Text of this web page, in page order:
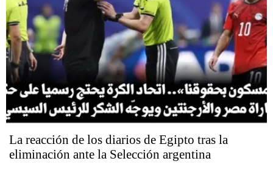
La reacción de los diarios de Egipto tras la
eliminación ante la Selección argentina